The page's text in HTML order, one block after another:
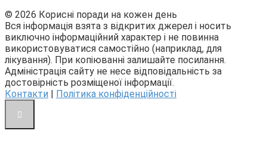
© 2026 Корисні поради на кожен день
Вся інформація взята з відкритих джерел і носить
виключно інформаційний характер і не повинна
використовуватися самостійно (наприклад, для
лікування). При копіюванні залишайте посилання.
Адміністрація сайту не несе відповідальність за
достовірність розміщеної інформації.
Контакти
Політика конфіденційності